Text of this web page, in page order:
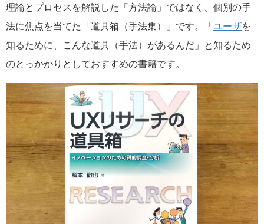
理論とプロセスを解説した「方法論」ではなく、個別の手
法に焦点を当てた「道具箱（手法集）」です。「ユーザを
知るために、こんな道具（手法）があるんだ」と知るため
のとっかかりとしておすすめの書籍です。